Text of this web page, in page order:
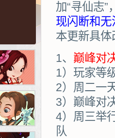
加“寻仙志
现闪断和
本更新具
1、 巅峰对
1）玩家等
2）周二一
3）巅峰对
4）周三举
队